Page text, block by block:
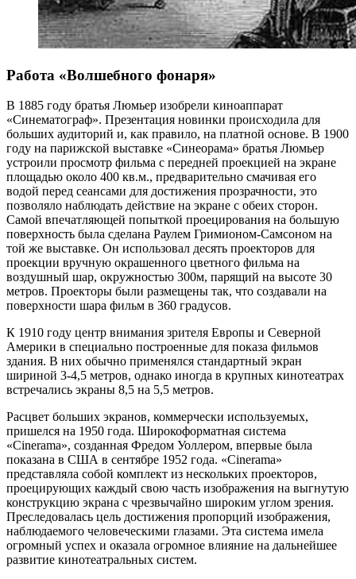
Работа «Волшебного фонаря»
В 1885 году братья Люмьер изобрели киноаппарат
«Синематограф». Презентация новинки происходила для
больших аудиторий и, как правило, на платной основе. В 1900
году на парижской выставке «Синеорама» братья Люмьер
устроили просмотр фильма с передней проекцией на экране
площадью около 400 кв.м., предварительно смачивая его
водой перед сеансами для достижения прозрачности, это
позволяло наблюдать действие на экране с обеих сторон.
Самой впечатляющей попыткой проецирования на большую
поверхность была сделана Раулем Гримионом-Самсоном на
той же выставке. Он использовал десять проекторов для
проекции вручную окрашенного цветного фильма на
воздушный шар, окружностью 300м, парящий на высоте 30
метров. Проекторы были размещены так, что создавали на
поверхности шара фильм в 360 градусов.
К 1910 году центр внимания зрителя Европы и Северной
Америки в специально построенные для показа фильмов
здания. В них обычно применялся стандартный экран
шириной 3-4,5 метров, однако иногда в крупных кинотеатрах
встречались экраны 8,5 на 5,5 метров.
Расцвет больших экранов, коммерчески используемых,
пришелся на 1950 года. Широкоформатная система
«Cinerama», созданная Фредом Уоллером, впервые была
показана в США в сентябре 1952 года. «Cinerama»
представляла собой комплект из нескольких проекторов,
проецирующих каждый свою часть изображения на выгнутую
конструкцию экрана с чрезвычайно широким углом зрения.
Преследовалась цель достижения пропорций изображения,
наблюдаемого человеческими глазами. Эта система имела
огромный успех и оказала огромное влияние на дальнейшее
развитие кинотеатральных систем.